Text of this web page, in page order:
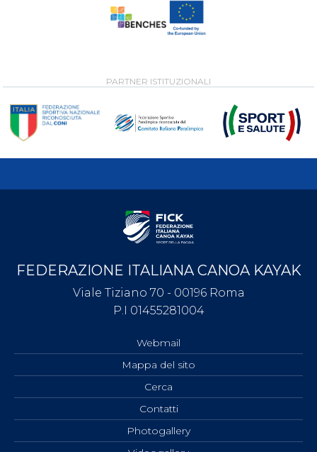
PARTNER ISTITUZIONALI
FEDERAZIONE ITALIANA CANOA KAYAK
Viale Tiziano 70 - 00196 Roma
P.I 01455281004
Webmail
Mappa del sito
Cerca
Contatti
Photogallery